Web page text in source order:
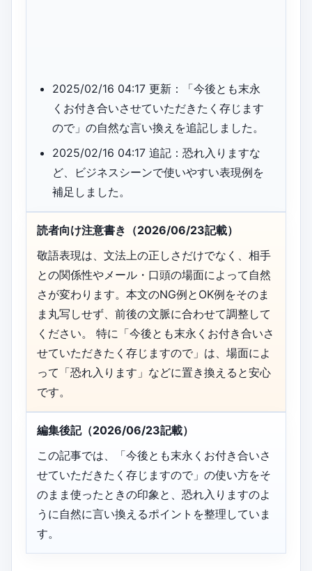
2025/02/16 04:17 更新：「今後とも末永
くお付き合いさせていただきたく存じます
ので」の自然な言い換えを追記しました。
2025/02/16 04:17 追記：恐れ入りますな
ど、ビジネスシーンで使いやすい表現例を
補足しました。
読者向け注意書き（2026/06/23記載）
敬語表現は、文法上の正しさだけでなく、相手
との関係性やメール・口頭の場面によって自然
さが変わります。本文のNG例とOK例をそのま
ま丸写しせず、前後の文脈に合わせて調整して
ください。 特に「今後とも末永くお付き合いさ
せていただきたく存じますので」は、場面によ
って「恐れ入ります」などに置き換えると安心
です。
編集後記（2026/06/23記載）
この記事では、「今後とも末永くお付き合いさ
せていただきたく存じますので」の使い方をそ
のまま使ったときの印象と、恐れ入りますのよ
うに自然に言い換えるポイントを整理していま
す。